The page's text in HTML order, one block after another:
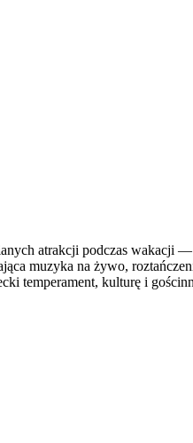
atrakcji podczas wakacji
muzyka na żywo,
temperament, kulturę i